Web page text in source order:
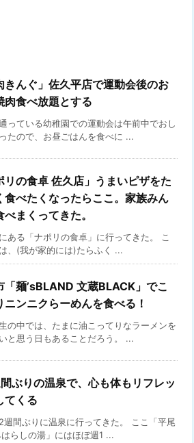
きんぐ」佐久平店で運動会後のお
肉食べ放題とする
っている幼稚園での運動会は午前中でおし
たので、お昼ごはんを食べに ...
リの食卓 佐久店」うまいピザをた
食べたくなったらここ。家族みん
べまくってきた。
ある「ナポリの食卓」に行ってきた。 こ
、(我が家的には)たらふく ...
「麺’sBLAND 文蔵BLACK」でこ
ニンニクらーめんを食べる！
の中では、たまに油こってりなラーメンを
と思う日もあることだろう。 ...
ぶりの温泉で、心も体もリフレッ
てくる
週間ぶりに温泉に行ってきた。 ここ「平尾
らしの湯」にはほぼ週1 ...